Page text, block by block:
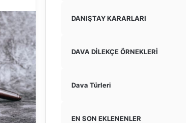
DANIŞTAY KARARLARI
DAVA DİLEKÇE ÖRNEKLERİ
Dava Türleri
EN SON EKLENENLER